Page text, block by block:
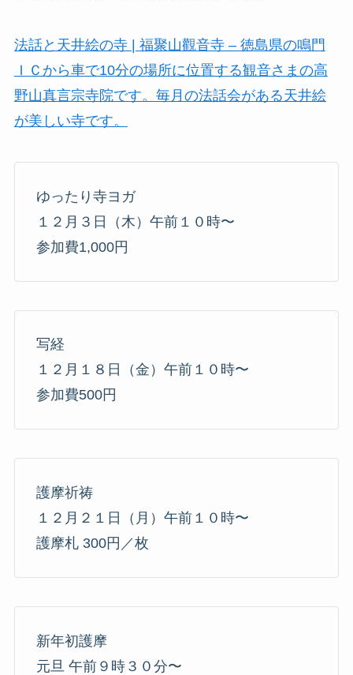
法話と天井絵の寺 | 福聚山觀音寺 – 徳島県の鳴門
ＩＣから車で10分の場所に位置する観音さまの高
野山真言宗寺院です。毎月の法話会がある天井絵
が美しい寺です。
ゆったり寺ヨガ
１２月３日（木）午前１０時〜
参加費1,000円
写経
１２月１８日（金）午前１０時〜
参加費500円
護摩祈祷
１２月２１日（月）午前１０時〜
護摩札 300円／枚
新年初護摩
元旦 午前９時３０分〜